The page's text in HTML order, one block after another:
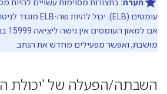
הערה: בתצורות מסוימות עשויים להיות
אם
מושבת, ואפשר מפעילים מחדש את הנתב.
השבתה/הפעלה של 'יכולת